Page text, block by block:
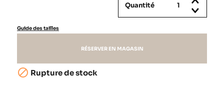
Quantité
Guide des tailles
RÉSERVER EN MAGASIN
 Rupture de stock